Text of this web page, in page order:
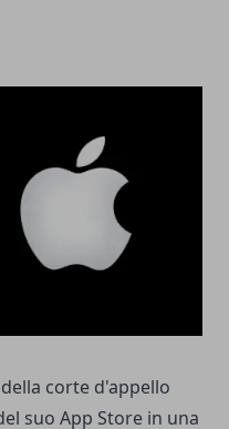
corte d'appello
suo App Store in una